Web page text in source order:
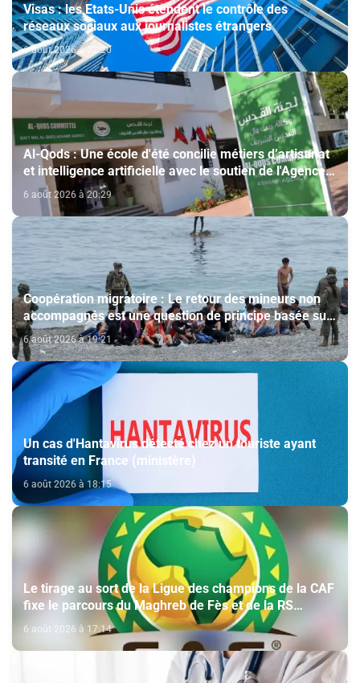
Visas : les Etats-Unis étendent le contrôle des
réseaux sociaux aux journalistes étrangers
6 août 2026 à 22:20
Al-Qods : Une école d'été concilie métiers d’artisanat
et intelligence artificielle avec le soutien de l'Agence
Bayt Mal Al-Qods Acharif
6 août 2026 à 20:29
Coopération migratoire : Le retour des mineurs non
accompagnés est une question de principe basée sur
les Hautes Instructions Royales (source diplomatique)
6 août 2026 à 19:21
Un cas d'Hantavirus détecté chez un touriste ayant
transité en France (ministère)
6 août 2026 à 18:15
Le tirage au sort de la Ligue des champions de la CAF
fixe le parcours du Maghreb de Fès et de la RS
Berkane
6 août 2026 à 17:14